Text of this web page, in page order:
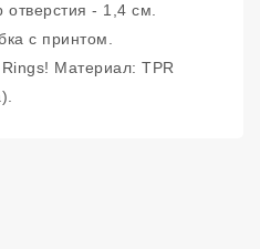
- 1,4 см.
с принтом.
Материал: TPR